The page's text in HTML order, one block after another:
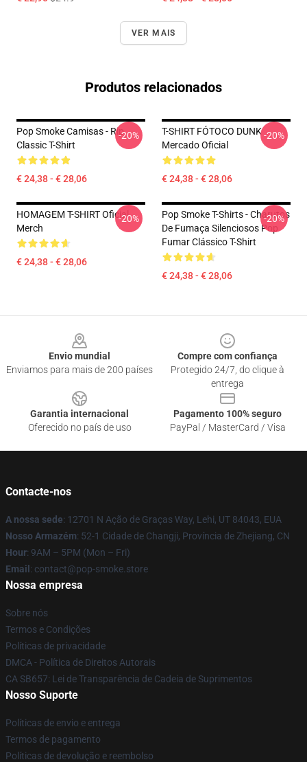
VER MAIS
Produtos relacionados
Pop Smoke Camisas - Rip
Classic T-Shirt
€ 24,38 - € 28,06
-20%
T-SHIRT FÓTOCO DUNK
Mercado Oficial
€ 24,38 - € 28,06
-20%
HOMAGEM T-SHIRT Oficial
Merch
€ 24,38 - € 28,06
-20%
Pop Smoke T-Shirts - Charutos
De Fumaça Silenciosos Pop
Fumar Clássico T-Shirt
€ 24,38 - € 28,06
-20%
Envio mundial
Enviamos para mais de 200 países
Compre com confiança
Protegido 24/7, do clique à
entrega
Garantia internacional
Oferecido no país de uso
Pagamento 100% seguro
PayPal / MasterCard / Visa
Contacte-nos
A nossa sede: 12701 N Ação de Graças Way, Lehi, UT 84043, EUA
Nosso Armazém: 52-1 Cidade de Changji, Província de Zhejiang, CN
Hour: 9AM – 5PM (Mon – Fri)
Email : contact@pop-smoke.store
Nossa empresa
Sobre nós
Termos e Condições
Políticas de privacidade
DMCA - Política de Direitos Autorais
CA SB657: Lei de Transparência de Cadeia de Suprimentos
Nosso Suporte
Políticas de envio e entrega
Termos de pagamento
Políticas de devolução e reembolso